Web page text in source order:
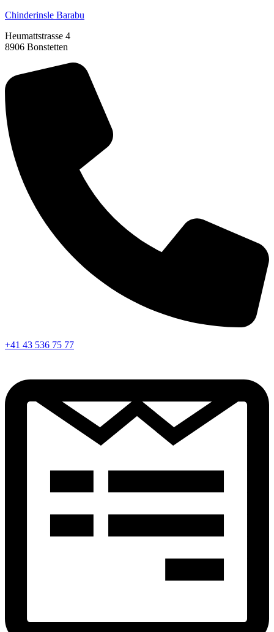
Chinderinsle Barabu
Heumattstrasse 4
8906 Bonstetten
+41 43 536 75 77